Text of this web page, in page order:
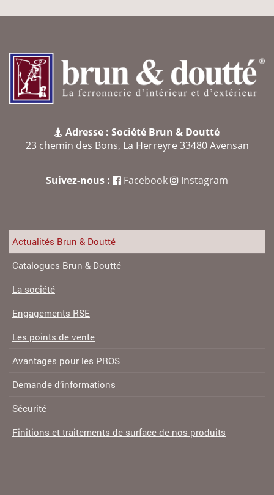
Adresse : Société Brun & Doutté
23 chemin des Bons, La Herreyre 33480 Avensan
Suivez-nous : Facebook Instagram
Actualités Brun & Doutté
Catalogues Brun & Doutté
La société
Engagements RSE
Les points de vente
Avantages pour les PROS
Demande d’informations
Sécurité
Finitions et traitements de surface de nos produits